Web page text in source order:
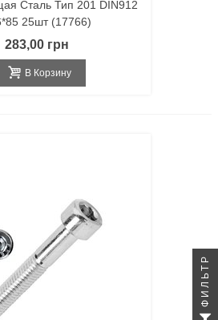
Сталь Тип 201 DIN912
25шт (17766)
283,00 грн
В Корзину
ФИЛЬТР